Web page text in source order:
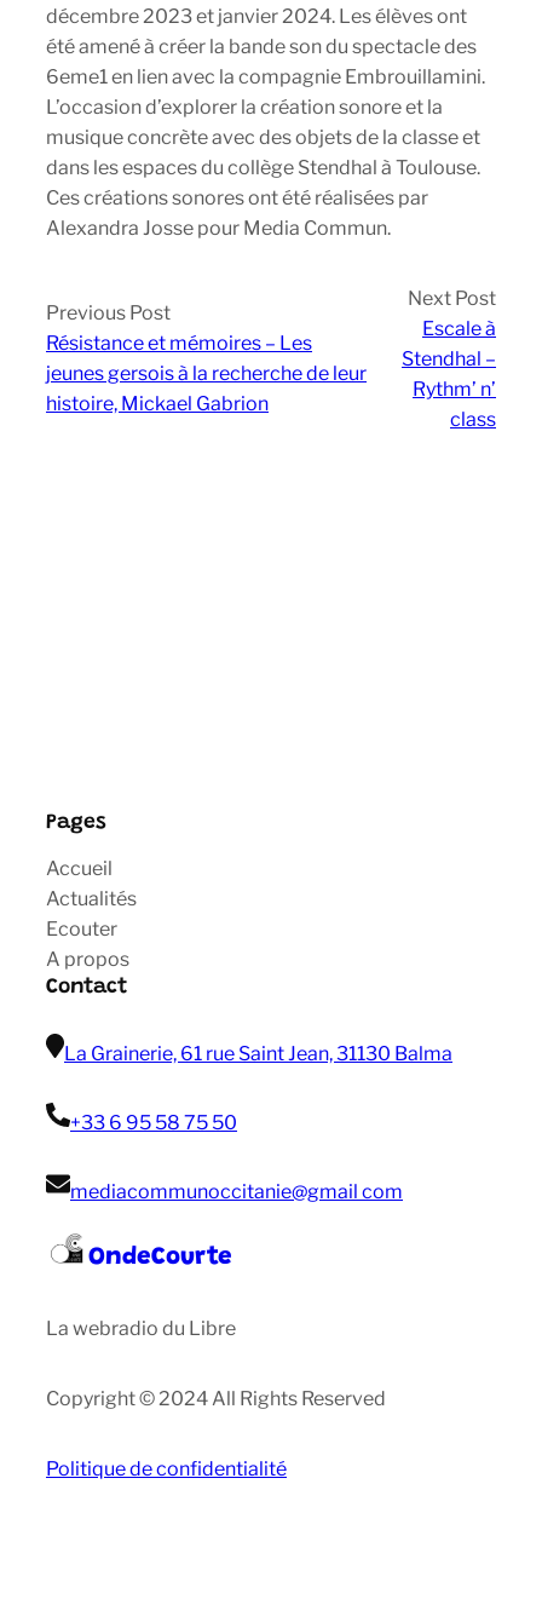
décembre 2023 et janvier 2024. Les élèves ont
été amené à créer la bande son du spectacle des
6eme1 en lien avec la compagnie Embrouillamini.
L’occasion d’explorer la création sonore et la
musique concrète avec des objets de la classe et
dans les espaces du collège Stendhal à Toulouse.
Ces créations sonores ont été réalisées par
Alexandra Josse pour Media Commun.
Previous Post
Résistance et mémoires – Les
jeunes gersois à la recherche de leur
histoire, Mickael Gabrion
Next Post
Escale à
Stendhal –
Rythm’ n’
class
Pages
Accueil
Actualités
Ecouter
A propos
Contact
La Grainerie, 61 rue Saint Jean, 31130 Balma
+33 6 95 58 75 50
mediacommunoccitanie@gmail com
OndeCourte
La webradio du Libre
Copyright © 2024 All Rights Reserved
Politique de confidentialité